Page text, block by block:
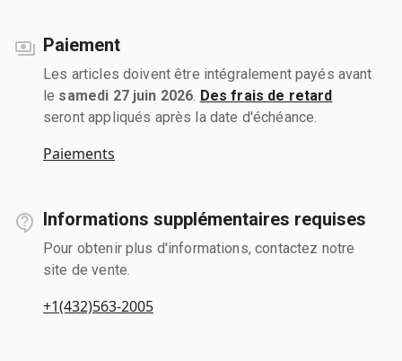
Paiement
Les articles doivent être intégralement payés avant
le samedi 27 juin 2026 Des frais de retard
seront appliqués après la date d'échéance.
Paiements
Informations supplémentaires requises
Pour obtenir plus d'informations, contactez notre
site de vente.
+1(432)563-2005